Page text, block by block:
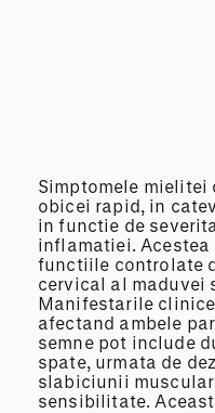
Simptomele mielitei
obicei rapid, in
in functie de
inflamatiei.
functiile controlate
cervical al maduvei
Manifestarile
afectand ambele
semne pot include
spate, urmata de
slabiciunii
sensibilitate.